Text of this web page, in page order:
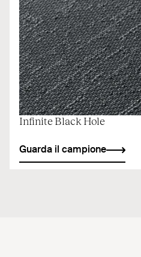
Infinite Black Hole
Guarda il campione